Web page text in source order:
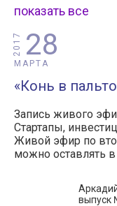
показать все
28
МАРТА
2017
«Конь в
Запись живого
Стартапы,
Живой эфир по
можно оставлять
выпуск